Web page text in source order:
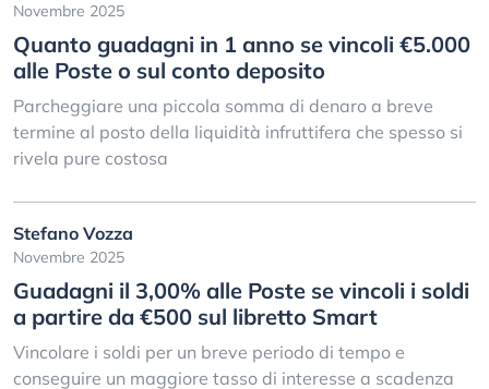
Novembre 2025
Quanto guadagni in 1 anno se vincoli €5.000
alle Poste o sul conto deposito
Parcheggiare una piccola somma di denaro a breve
termine al posto della liquidità infruttifera che spesso si
rivela pure costosa
Stefano Vozza
Novembre 2025
Guadagni il 3,00% alle Poste se vincoli i soldi
a partire da €500 sul libretto Smart
Vincolare i soldi per un breve periodo di tempo e
conseguire un maggiore tasso di interesse a scadenza